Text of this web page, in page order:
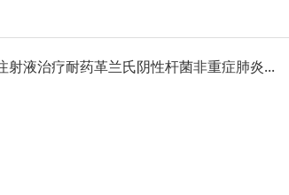
液治疗耐药革兰氏阴性杆菌非重症肺炎...